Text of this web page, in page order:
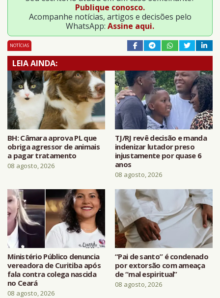
Publique conosco.
Acompanhe notícias, artigos e decisões pelo
WhatsApp: Assine aqui.
NOTÍCIAS
LEIA AINDA:
BH: Câmara aprova PL que
obriga agressor de animais
a pagar tratamento
08 agosto, 2026
TJ/RJ revê decisão e manda
indenizar lutador preso
injustamente por quase 6
anos
08 agosto, 2026
Ministério Público denuncia
vereadora de Curitiba após
fala contra colega nascida
no Ceará
08 agosto, 2026
“Pai de santo” é condenado
por extorsão com ameaça
de “mal espiritual”
08 agosto, 2026